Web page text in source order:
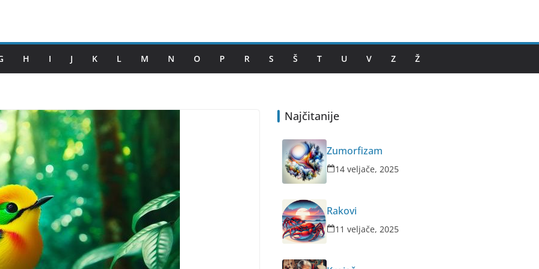
H I J K L M N O P R S Š T U V Z Ž
Najčitanije
Zumorfizam
14 veljače, 2025
Rakovi
11 veljače, 2025